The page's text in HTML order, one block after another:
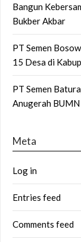
Bangun
Bukber Akbar
PT Semen
15 Desa di
PT Semen
Anugerah
Meta
Log in
Entries feed
Comments feed